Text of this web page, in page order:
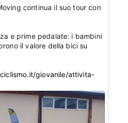
continua il suo tour con
e prime pedalate: i bambini
il valore della bici su
giovanile/attivita-